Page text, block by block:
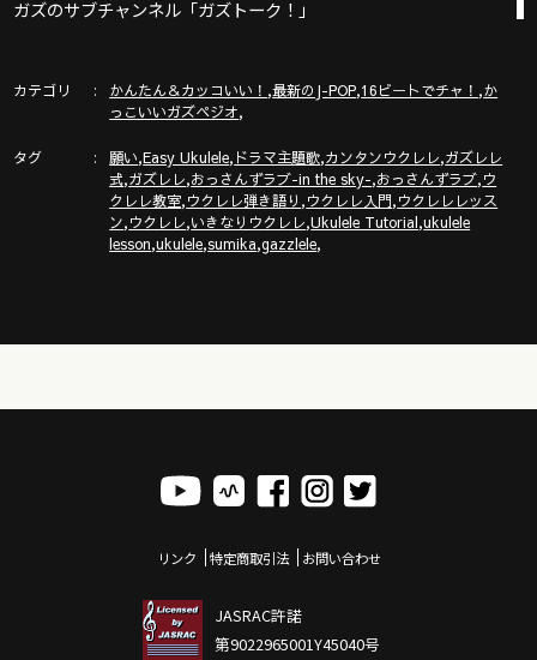
ガズのサブチャンネル「ガズトーク！」
カテゴリ かんたん＆カッコいい！ ,最新のJ-POP,16ビートでチャ！ ,か
っこいいガズペジオ,
タグ 願い,Easy Ukulele, ドラマ主題歌,カンタンウクレレ,ガズレレ
式,ガズレレ,おっさんずラブ-in the sky-,おっさんずラブ,ウ
クレレ教室,ウクレレ弾き語り ,ウクレレ入門,ウクレレレッス
ン,ウクレレ,いきなりウクレレ,Ukulele Tutorial,ukulele
lesson,ukulele,sumika,gazzlele,
リンク 特定商取引法 お問い合わせ
JASRAC許諾
第9022965001Y45040号